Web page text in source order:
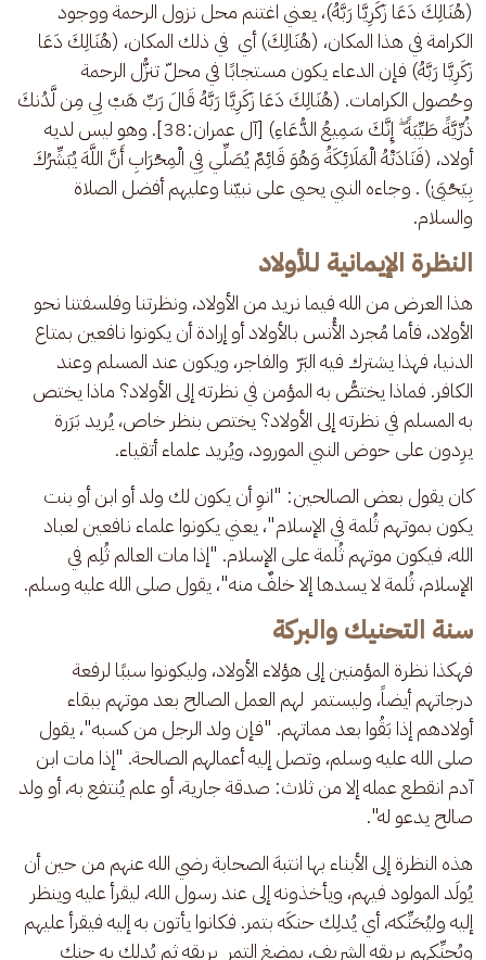
(هُنَالِكَ دَعَا زَكَرِيَّا رَبَّهُ)، يعني اغتنم محل نزول الرحمة ووجود
الكرامة في هذا المكان، (هُنَالِكَ) أي  في ذلك المكان، (هُنَالِكَ دَعَا
زَكَرِيَّا رَبَّهُ) فإن الدعاء يكون مستجابًا في محلّ تنزُّل الرحمة
وحُصول الكرامات. (هُنَالِكَ دَعَا زَكَرِيَّا رَبَّهُ قَالَ رَبِّ هَبْ لِي مِن لَّدُنكَ
ذُرِّيَّةً طَيِّبَةً ۖ إِنَّكَ سَمِيعُ الدُّعَاءِ) [آل عمران:38]. وهو ليس لديه
أولاد، (فَنَادَتْهُ الْمَلَائِكَةُ وَهُوَ قَائِمٌ يُصَلِّي فِي الْمِحْرَابِ أَنَّ اللَّهَ يُبَشِّرُكَ
بِيَحْيَىٰ) . وجاءه النبي يحيى على نبيّنا وعليهم أفضل الصلاة
والسلام.
النظرة الإيمانية للأولاد
هذا العرض من الله فيما نريد من الأولاد، ونظرتنا وفلسفتنا نحو
الأولاد، فأما مُجرد الأُنس بالأولاد أو إرادة أن يكونوا نافعين بمتاع
الدنيا، فهذا يشترك فيه البَرّ  والفاجر، ويكون عند المسلم وعند
الكافر. فماذا يختصُّ به المؤمن في نظرته إلى الأولاد؟ ماذا يختص
به المسلم في نظرته إلى الأولاد؟ يختص بنظر خاص، يُريد بَرَرة
يرِدون على حوض النبي المورود، ويُريد علماء أتقياء.
كان يقول بعض الصالحين: "انوِ أن يكون لك ولد أو ابن أو بنت
يكون بموتهم ثُلمة في الإسلام"، يعني يكونوا علماء نافعين لعباد
الله، فيكون موتهم ثُلمة على الإسلام. "إذا مات العالم ثُلِم في
الإسلام، ثُلمة لا يسدها إلا خلفٌ منه"، يقول صلى الله عليه وسلم.
سنة التحنيك والبركة
فهكذا نظرة المؤمنين إلى هؤلاء الأولاد، وليكونوا سببًا لرفعة
درجاتهم أيضاً، وليستمر  لهم العمل الصالح بعد موتهم ببقاء
أولادهم إذا بَقُوا بعد مماتهم. "فإن ولد الرجل من كسبه"، يقول
صلى الله عليه وسلم، وتصل إليه أعمالهم الصالحة. "إذا مات ابن
آدم انقطع عمله إلا من ثلاث: صدقة جارية، أو علم يُنتفع به، أو ولد
صالح يدعو له".
هذه النظرة إلى الأبناء بها انتبهَ الصحابة رضي الله عنهم من حين أن
يُولَد المولود فيهم، ويأخذونه إلى عند رسول الله، ليقرأ عليه وينظر
إليه وليُحَنِّكه، أي يُدلِك حنكَه بتمر. فكانوا يأتون به إليه فيقرأ عليهم
ويُحنِّكهم بريقه الشريف، يمضغ التمر  بريقه ثم يُدلك به حنك